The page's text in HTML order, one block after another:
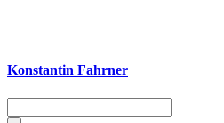
Konstantin Fahrner